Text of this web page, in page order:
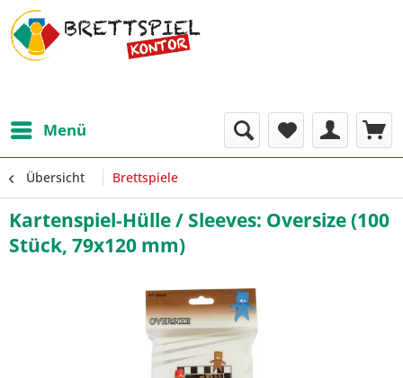
Menü
Übersicht Brettspiele
Kartenspiel-Hülle / Sleeves: Oversize (100
Stück, 79x120 mm)